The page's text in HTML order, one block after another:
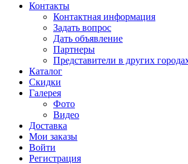
Контакты
Контактная информация
Задать вопрос
Дать объявление
Партнеры
Представители в других
Каталог
Скидки
Галерея
Фото
Видео
Доставка
Мои заказы
Войти
Регистрация